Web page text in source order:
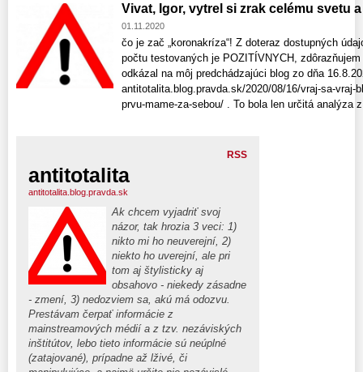
Vivat, Igor, vytrel si zrak celému svetu
01.11.2020
čo je zač „koronakríza“! Z doteraz dostupných
počtu testovaných je POZITÍVNYCH,
odkázal na môj predchádzajúci blog zo dňa
antitotalita.blog.pravda.sk/2020/08/16/vraj-sa-vraj-
prvu-mame-za-sebou/ . To bola len určitá analýza
RSS
antitotalita
antitotalita.blog.pravda.sk
Ak chcem vyjadriť svoj
názor, tak hrozia 3 veci: 1)
nikto mi ho neuverejní, 2)
niekto ho uverejní, ale pri
tom aj štylisticky aj
obsahovo - niekedy zásadne
- zmení, 3) nedozviem sa, akú má odozvu.
Prestávam čerpať informácie z
mainstreamových médií a z tzv. nezáviských
inštitútov, lebo tieto informácie sú neúplné
(zatajované), prípadne až lživé, či